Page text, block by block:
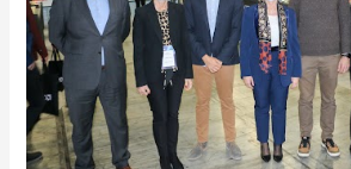
y
4YFN